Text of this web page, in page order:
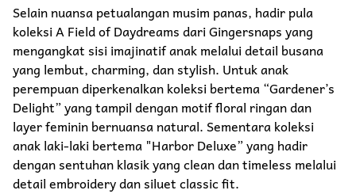
Selain nuansa petualangan musim panas, hadir pula
koleksi A Field of Daydreams dari Gingersnaps yang
mengangkat sisi imajinatif anak melalui detail busana
yang lembut, charming, dan stylish. Untuk anak
perempuan diperkenalkan koleksi bertema “Gardener’s
Delight” yang tampil dengan motif floral ringan dan
layer feminin bernuansa natural. Sementara koleksi
anak laki-laki bertema "Harbor Deluxe” yang hadir
dengan sentuhan klasik yang clean dan timeless melalui
detail embroidery dan siluet classic fit.